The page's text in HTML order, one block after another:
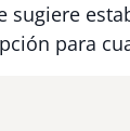
para